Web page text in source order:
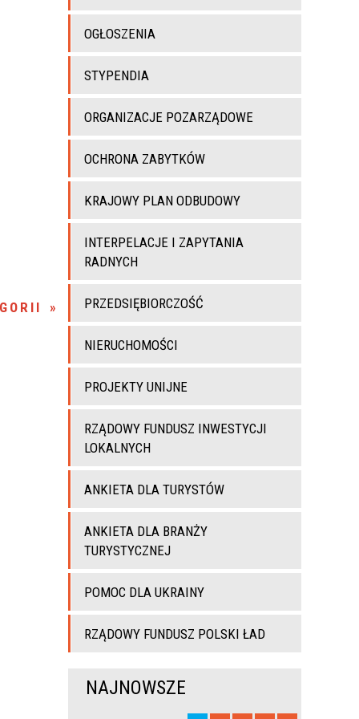
OGŁOSZENIA
STYPENDIA
ORGANIZACJE POZARZĄDOWE
OCHRONA ZABYTKÓW
KRAJOWY PLAN ODBUDOWY
INTERPELACJE I ZAPYTANIA
RADNYCH
PRZEDSIĘBIORCZOŚĆ
NIERUCHOMOŚCI
PROJEKTY UNIJNE
RZĄDOWY FUNDUSZ INWESTYCJI
LOKALNYCH
ANKIETA DLA TURYSTÓW
ANKIETA DLA BRANŻY
TURYSTYCZNEJ
POMOC DLA UKRAINY
RZĄDOWY FUNDUSZ POLSKI ŁAD
NAJNOWSZE